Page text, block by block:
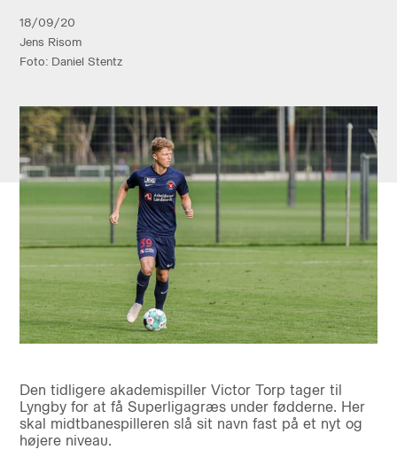
18/09/20
Jens Risom
Foto: Daniel Stentz
Den tidligere akademispiller Victor Torp tager til
Lyngby for at få Superligagræs under fødderne. Her
skal midtbanespilleren slå sit navn fast på et nyt og
højere niveau.